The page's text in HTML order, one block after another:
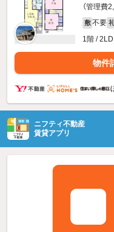
（管理費
敷 不要
1階 /
物件
ニフティ不動産
賃貸アプリ